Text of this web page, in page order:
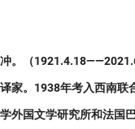
。（
家。1938年考入西南联
外国文学研究所和法国